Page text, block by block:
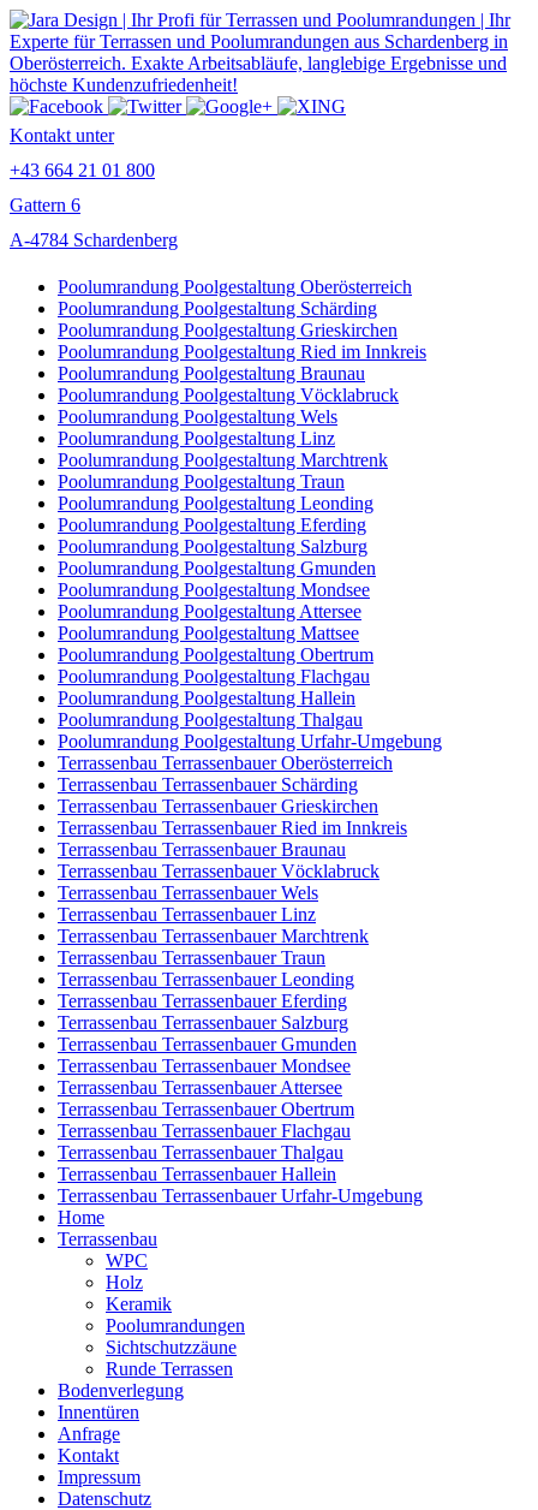
Kontakt unter
+43 664 21 01 800
Gattern 6
A-4784 Schardenberg
Poolumrandung Poolgestaltung Oberösterreich
Poolumrandung Poolgestaltung Schärding
Poolumrandung Poolgestaltung Grieskirchen
Poolumrandung Poolgestaltung Ried im Innkreis
Poolumrandung Poolgestaltung Braunau
Poolumrandung Poolgestaltung Vöcklabruck
Poolumrandung Poolgestaltung Wels
Poolumrandung Poolgestaltung Linz
Poolumrandung Poolgestaltung Marchtrenk
Poolumrandung Poolgestaltung Traun
Poolumrandung Poolgestaltung Leonding
Poolumrandung Poolgestaltung Eferding
Poolumrandung Poolgestaltung Salzburg
Poolumrandung Poolgestaltung Gmunden
Poolumrandung Poolgestaltung Mondsee
Poolumrandung Poolgestaltung Attersee
Poolumrandung Poolgestaltung Mattsee
Poolumrandung Poolgestaltung Obertrum
Poolumrandung Poolgestaltung Flachgau
Poolumrandung Poolgestaltung Hallein
Poolumrandung Poolgestaltung Thalgau
Poolumrandung Poolgestaltung Urfahr-Umgebung
Terrassenbau Terrassenbauer Oberösterreich
Terrassenbau Terrassenbauer Schärding
Terrassenbau Terrassenbauer Grieskirchen
Terrassenbau Terrassenbauer Ried im Innkreis
Terrassenbau Terrassenbauer Braunau
Terrassenbau Terrassenbauer Vöcklabruck
Terrassenbau Terrassenbauer Wels
Terrassenbau Terrassenbauer Linz
Terrassenbau Terrassenbauer Marchtrenk
Terrassenbau Terrassenbauer Traun
Terrassenbau Terrassenbauer Leonding
Terrassenbau Terrassenbauer Eferding
Terrassenbau Terrassenbauer Salzburg
Terrassenbau Terrassenbauer Gmunden
Terrassenbau Terrassenbauer Mondsee
Terrassenbau Terrassenbauer Attersee
Terrassenbau Terrassenbauer Obertrum
Terrassenbau Terrassenbauer Flachgau
Terrassenbau Terrassenbauer Thalgau
Terrassenbau Terrassenbauer Hallein
Terrassenbau Terrassenbauer Urfahr-Umgebung
Home
Terrassenbau
WPC
Holz
Keramik
Poolumrandungen
Sichtschutzzäune
Runde Terrassen
Bodenverlegung
Innentüren
Anfrage
Kontakt
Impressum
Datenschutz